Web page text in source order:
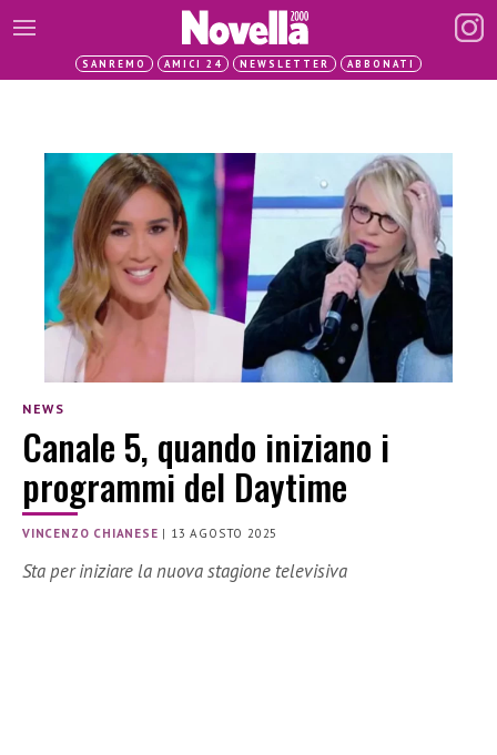
SANREMO AMICI 24 NEWSLETTER ABBONATI
NEWS
Canale 5, quando iniziano i
programmi del Daytime
VINCENZO CHIANESE | 13 AGOSTO 2025
Sta per iniziare la nuova stagione televisiva